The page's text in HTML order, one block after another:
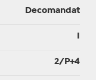
Decomandat
2/P+4